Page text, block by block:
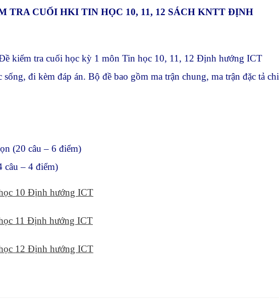
TRA CUỐI HKI TIN HỌC 10, 11, 12 SÁCH KNTT ĐỊNH
kiểm tra cuối học kỳ 1 môn Tin học 10, 11, 12 Định hướng ICT
đi kèm đáp án. Bộ đề bao gồm ma trận chung, ma trận đặc tả chi
(20 câu – 6 điểm)
câu – 4 điểm)
10 Định hướng ICT
11 Định hướng ICT
12 Định hướng ICT